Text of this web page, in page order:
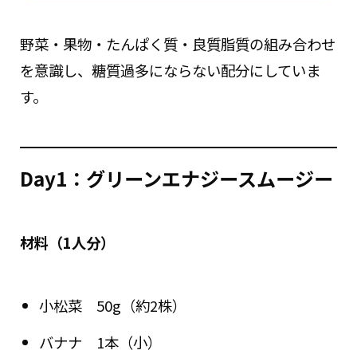
野菜・果物・たんぱく質・良質脂質の組み合わせ
を意識し、糖質過多にならない配分にしていま
す。
Day1：グリーンエナジースムージー
材料（1人分）
小松菜 50g（約2株）
バナナ 1本（小）